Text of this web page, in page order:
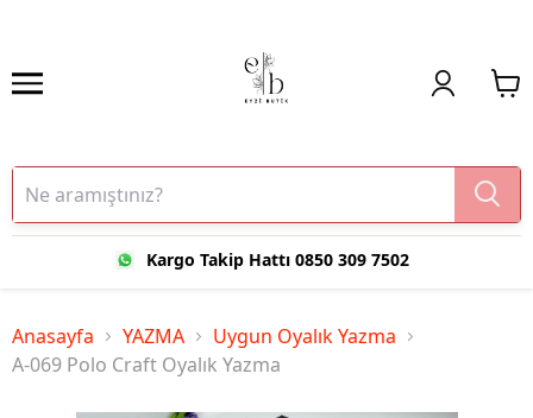
Kargo Takip Hattı 0850 309 7502
Anasayfa YAZMA
Uygun Oyalık Yazma
A-069 Polo Craft Oyalık Yazma